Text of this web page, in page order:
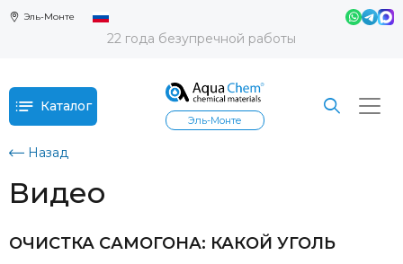
Эль-Монте
22 года безупречной работы
Каталог
Эль-Монте
Назад
Видео
ОЧИСТКА САМОГОНА: КАКОЙ УГОЛЬ